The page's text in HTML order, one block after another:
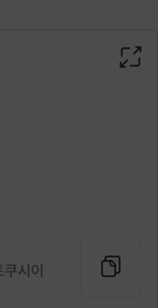
킨 (4인 테이블 기
시이